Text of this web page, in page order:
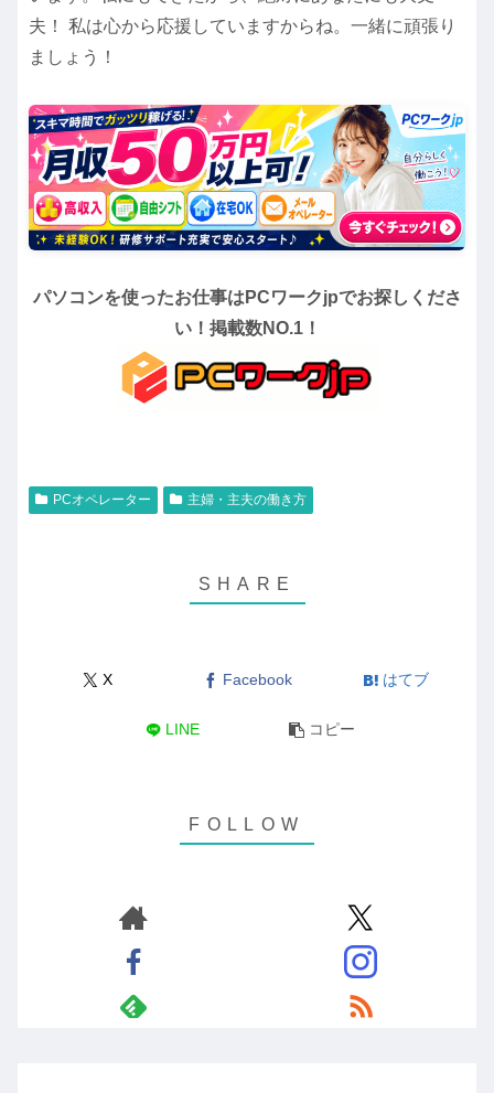
夫！ 私は心から応援していますからね。一緒に頑張り
ましょう！
パソコンを使ったお仕事はPCワークjpでお探しくださ
い！掲載数NO.1！
PCオペレーター 主婦・主夫の働き方
X Facebook はてブ
LINE コピー